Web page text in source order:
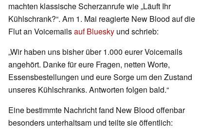
machten klassische Scherzanrufe wie „Läuft Ihr
Kühlschrank?“. Am 1. Mai reagierte New Blood auf die
Flut an Voicemailsauf Bluesky und schrieb:
„Wir haben uns bisher über 1.000 eurer Voicemails
angehört. Danke für eure Fragen, netten Worte,
Essensbestellungen und eure Sorge um den Zustand
unseres Kühlschranks. Antworten folgen bald.“
Eine bestimmte Nachricht fand New Blood offenbar
besonders unterhaltsam und teilte sie öffentlich: